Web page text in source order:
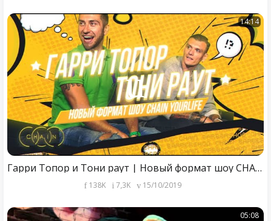
14:14
Гарри Топор и Тони раут | Новый формат шоу CHAIN YourLife
138K 7,3K 15/10/2019
05:08